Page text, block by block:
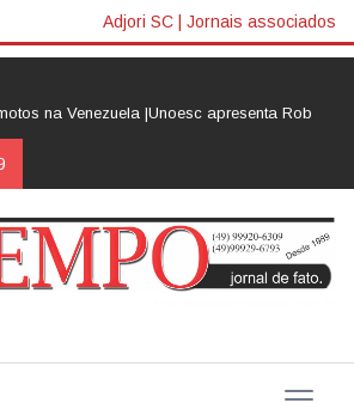
Adjori SC | Jornais associados
Venezuela |Unoesc apresenta Robô César e